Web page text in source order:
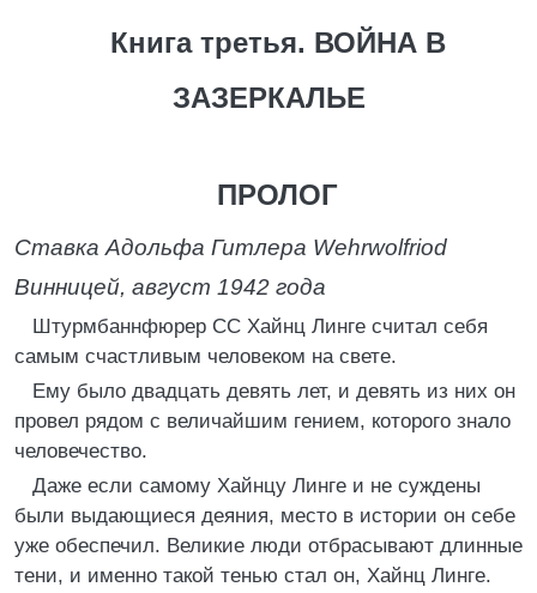
Книга третья. ВОЙНА В
ЗАЗЕРКАЛЬЕ
ПРОЛОГ
Ставка Адольфа Гитлера Wehrwolfriod
Винницей, август 1942 года
Штурмбаннфюрер СС Хайнц Линге считал себя
самым счастливым человеком на свете.
Ему было двадцать девять лет, и девять из них он
провел рядом с величайшим гением, которого знало
человечество.
Даже если самому Хайнцу Линге и не суждены
были выдающиеся деяния, место в истории он себе
уже обеспечил. Великие люди отбрасывают длинные
тени, и именно такой тенью стал он, Хайнц Линге.